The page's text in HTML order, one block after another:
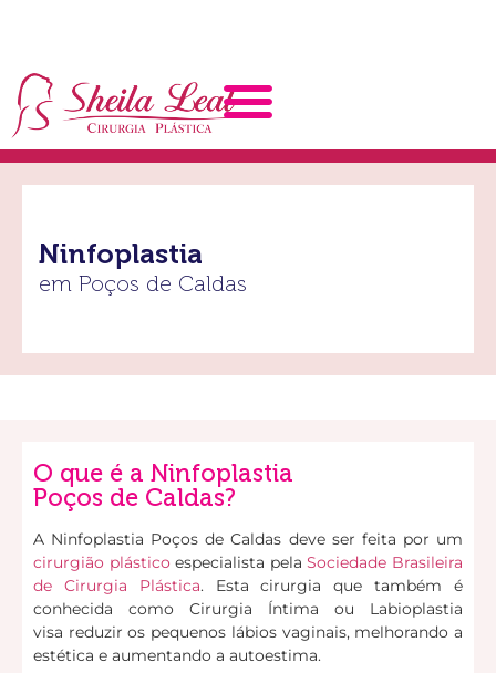
Ninfoplastia
em Poços de Caldas
O que é a Ninfoplastia
Poços de Caldas?
A Ninfoplastia Poços de Caldas deve ser feita por um
cirurgião plástico especialista pelaSociedade Brasileira
de Cirurgia Plástica. Esta cirurgia que também é
conhecida como Cirurgia Íntima ou Labioplastia
visa reduzir os pequenos lábios vaginais, melhorando a
estética e aumentando a autoestima.